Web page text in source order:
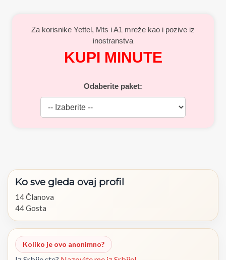
Za korisnike Yettel, Mts i A1 mreže kao i pozive iz
inostranstva
KUPI MINUTE
Odaberite paket:
Ko sve gleda ovaj profil
14 Članova
44 Gosta
Koliko je ovo anonimno?